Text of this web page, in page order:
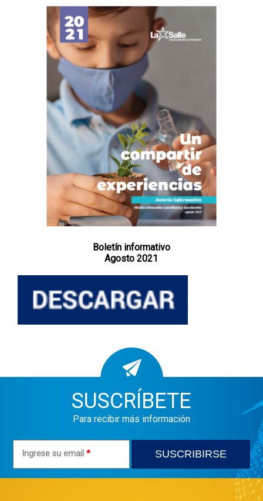
Boletín informativo
Agosto 2021
SUSCRÍBETE
Para recibir más información
Ingrese su email*